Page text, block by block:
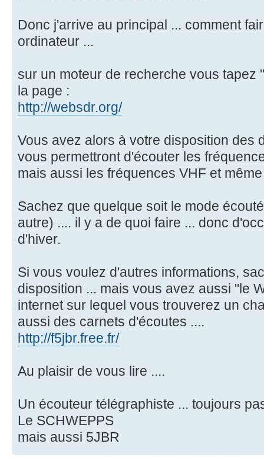
Donc j'arrive au principal ... comment
ordinateur ...
sur un moteur de recherche vous tapez
la page :
http://websdr.org/
Vous avez alors à votre disposition des
vous permettront d'écouter les
mais aussi les fréquences VHF et
Sachez que quelque soit le mode
autre) .... il y a de quoi faire ... donc
d'hiver.
Si vous voulez d'autres informations,
disposition ... mais vous avez aussi "le
internet sur lequel vous trouverez un
aussi des carnets d'écoutes ....
http://f5jbr.free.fr/
Au plaisir de vous lire ....
Un écouteur télégraphiste ... toujours
Le SCHWEPPS
mais aussi 5JBR